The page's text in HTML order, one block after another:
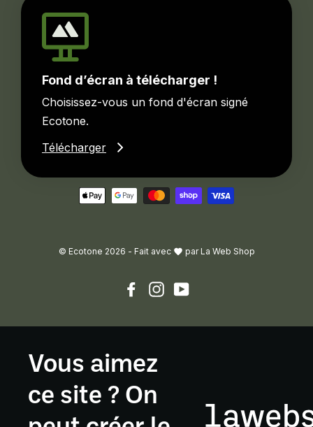
Fond d’écran à télécharger !
Choisissez-vous un fond d'écran signé
Ecotone.
Télécharger
© Ecotone 2026 - Fait avec parLa Web Shop
FacebookInstagram
Vous aimez
ce site ? On